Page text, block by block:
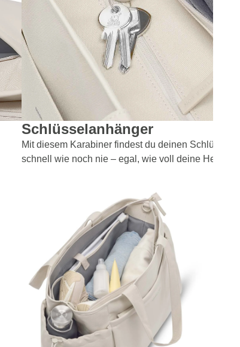
Schlüsselanhänger
Mit diesem Karabiner findest du deinen Schlüssel so
schnell wie noch nie – egal, wie voll deine Hellvi ist.